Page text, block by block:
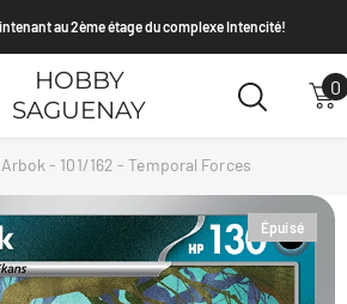
complexe Intencité! Envoi PSA et
HOBBY
SAGUENAY
00
Arbok - 101/162 - Temporal Forces
Épuisé